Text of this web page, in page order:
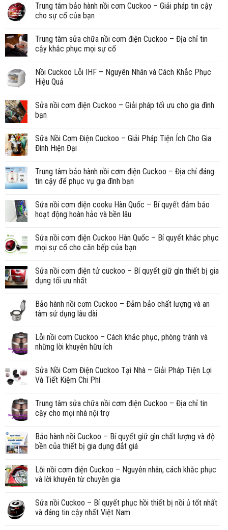
Trung tâm bảo hành nồi cơm Cuckoo – Giải pháp tin cậy
cho sự cố của bạn
Trung tâm sửa chữa nồi cơm điện Cuckoo – Địa chỉ tin
cậy khắc phục mọi sự cố
Nồi Cuckoo Lỗi IHF – Nguyên Nhân và Cách Khắc Phục
Hiệu Quả
Sửa nồi cơm điện Cuckoo – Giải pháp tối ưu cho gia đình
bạn
Sữa Nồi Cơm Điện Cuckoo – Giải Pháp Tiện Ích Cho Gia
Đình Hiện Đại
Trung tâm bảo hành nồi cơm điện Cuckoo – Địa chỉ đáng
tin cậy để phục vụ gia đình bạn
Sửa nồi cơm điện cooku Hàn Quốc – Bí quyết đảm bảo
hoạt động hoàn hảo và bền lâu
Sửa nồi cơm điện Cuckoo Hàn Quốc – Bí quyết khắc phục
mọi sự cố cho căn bếp của bạn
Sửa nồi cơm điện tử cuckoo – Bí quyết giữ gìn thiết bị gia
dụng tối ưu nhất
Bảo hành nồi cơm Cuckoo – Đảm bảo chất lượng và an
tâm sử dụng lâu dài
Lỗi nồi cơm Cuckoo – Cách khắc phục, phòng tránh và
những lời khuyên hữu ích
Sửa Nồi Cơm Điện Cuckoo Tại Nhà – Giải Pháp Tiện Lợi
Và Tiết Kiệm Chi Phí
Trung tâm sửa chữa nồi cơm điện Cuckoo – Địa chỉ tin
cậy cho mọi nhà nội trợ
Bảo hành nồi Cuckoo – Bí quyết giữ gìn chất lượng và độ
bền của thiết bị gia dụng đắt giá
Lỗi nồi cơm điện Cuckoo – Nguyên nhân, cách khắc phục
và lời khuyên từ chuyên gia
Sửa nồi Cuckoo – Bí quyết phục hồi thiết bị nồi ủ tốt nhất
và đáng tin cậy nhất Việt Nam